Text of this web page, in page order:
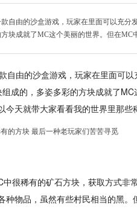
款自由的沙盒游戏，玩家在里面可以充
块成就了MC这个美丽的世界。但在MC
自由的沙盒游戏，玩家在里面可
成的，多姿多彩的方块成就了
今天就带大家看看我的世界里那些
中很稀有的矿石方块，获取方式非
种物品，虽然有些村民相当的黑